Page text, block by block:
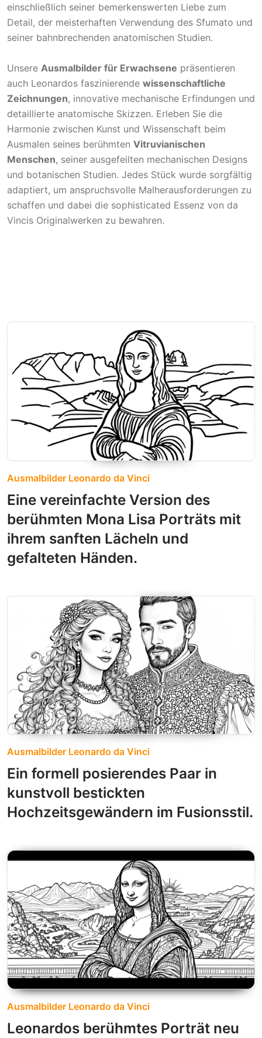
einschließlich seiner bemerkenswerten Liebe zum
Detail, der meisterhaften Verwendung des Sfumato und
seiner bahnbrechenden anatomischen Studien.
Unsere Ausmalbilder für Erwachsene präsentieren
auch Leonardos faszinierende wissenschaftliche
Zeichnungen, innovative mechanische Erfindungen und
detaillierte anatomische Skizzen. Erleben Sie die
Harmonie zwischen Kunst und Wissenschaft beim
Ausmalen seines berühmten Vitruvianischen
Menschen, seiner ausgefeilten mechanischen Designs
und botanischen Studien. Jedes Stück wurde sorgfältig
adaptiert, um anspruchsvolle Malherausforderungen zu
schaffen und dabei die sophisticated Essenz von da
Vincis Originalwerken zu bewahren.
Ausmalbilder Leonardo da Vinci
Eine vereinfachte Version des
berühmten Mona Lisa Porträts mit
ihrem sanften Lächeln und
gefalteten Händen.
Ausmalbilder Leonardo da Vinci
Ein formell posierendes Paar in
kunstvoll bestickten
Hochzeitsgewändern im Fusionsstil.
Ausmalbilder Leonardo da Vinci
Leonardos berühmtes Porträt neu